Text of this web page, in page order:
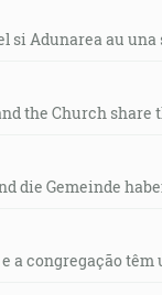
si Adunarea au
the Church share
die Gemeinde
e a congregação